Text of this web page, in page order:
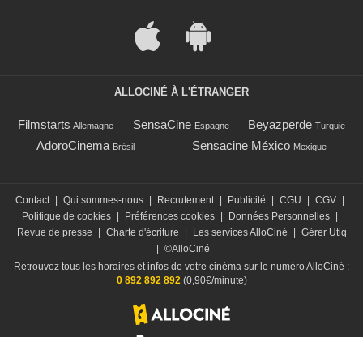
ALLOCINÉ À L'ÉTRANGER
Filmstarts Allemagne SensaCine Espagne Beyazperde Turquie
AdoroCinema Brésil Sensacine México Mexique
Contact Qui sommes-nous Recrutement Publicité CGU CGV
Politique de cookies
Préférences cookies Données Personnelles
Revue de presse
Charte d'écriture Les services AlloCiné
Gérer Utiq
©AlloCiné
Retrouvez tous les horaires et infos de votre cinéma sur le numéro AlloCiné :
0 892 892 892(0,90€/minute)